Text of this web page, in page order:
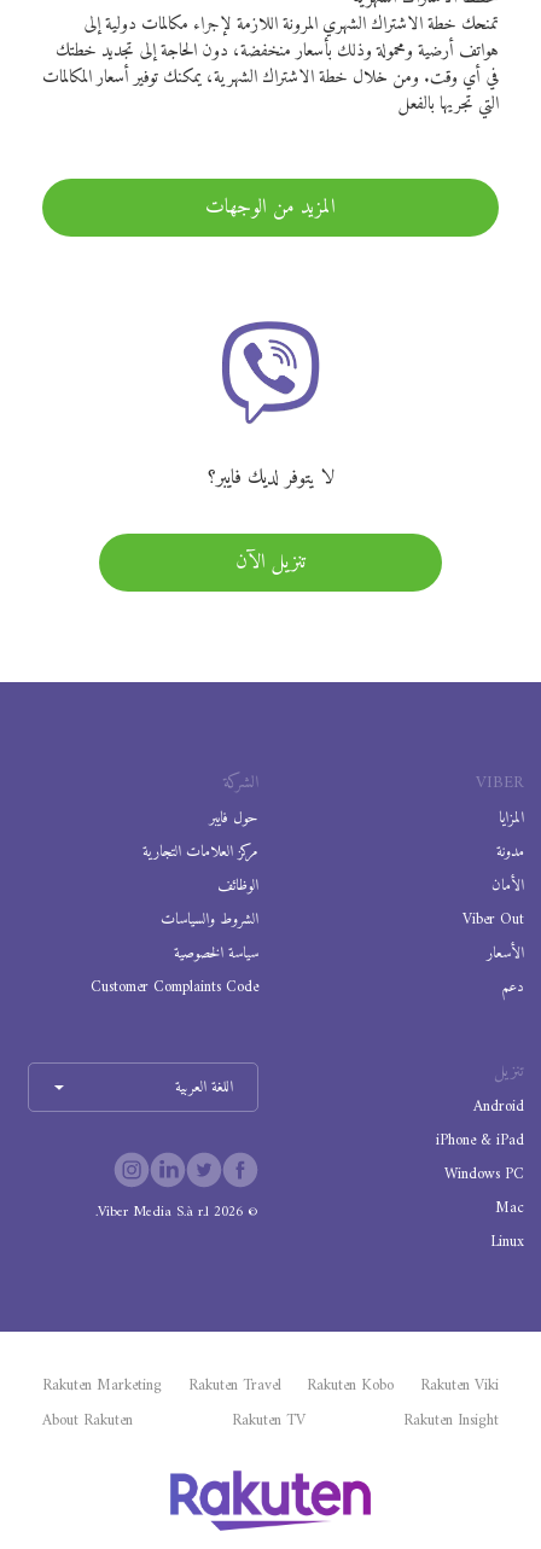
تمنحك خطة الاشتراك الشهري المرونة اللازمة لإجراء مكالمات دولية إلى
هواتف أرضية ومحمولة وذلك بأسعار منخفضة، دون الحاجة إلى تجديد خطتك
في أي وقت. ومن خلال خطة الاشتراك الشهرية، يمكنك توفير أسعار المكالمات
التي تجريها بالفعل
المزيد من الوجهات
لا يتوفر لديك فايبر؟
تنزيل الآن
VIBER
المزايا
مدونة
الأمان
Viber Out
الأسعار
دعم
الشركة
حول فايبر
مركز العلامات التجارية
الوظائف
الشروط والسياسات
سياسة الخصوصية
Customer Complaints Code
تنزيل
Android
iPhone & iPad
Windows PC
Mac
Linux
اللغة العربية
©
2026
Viber Media S.à r.l.
Rakuten Viki
Rakuten Kobo
Rakuten Travel
Rakuten Marketing
Rakuten Insight
Rakuten TV
About Rakuten